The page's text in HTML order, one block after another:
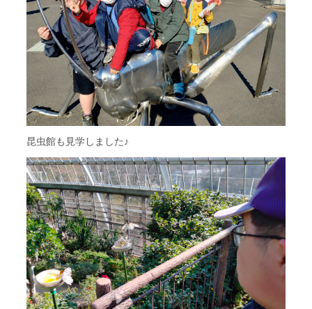
昆虫館も見学しました♪